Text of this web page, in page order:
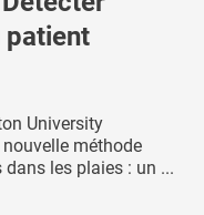
patient
University
méthode
les plaies : un ...